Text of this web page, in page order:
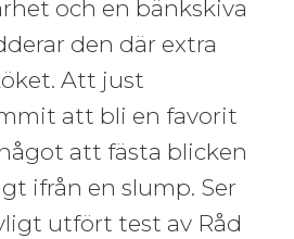
och en bänkskiva
den där extra
Att just
att bli en favorit
att fästa blicken
ifrån en slump. Ser
utfört test av Råd